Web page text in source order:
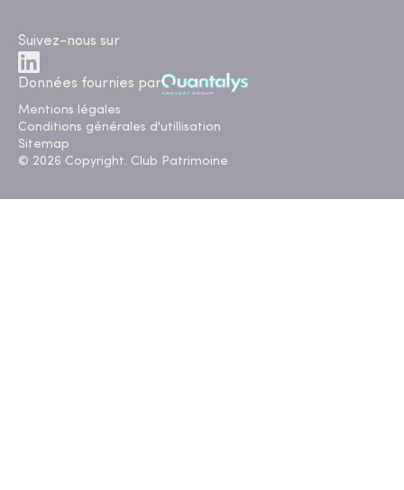
Suivez-nous sur
Données fournies par
Mentions légales
Conditions générales d'utillisation
Sitemap
© 2026 Copyright. Club Patrimoine